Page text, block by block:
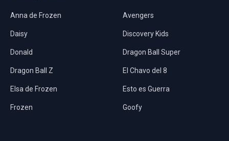
Anna de Frozen Avengers
Daisy Discovery Kids
Donald Dragon Ball Super
Dragon Ball Z El Chavo del 8
Elsa de Frozen Esto es Guerra
Frozen Goofy